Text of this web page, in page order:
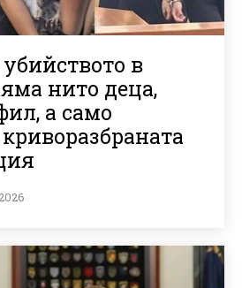
в
нито деца,
а само